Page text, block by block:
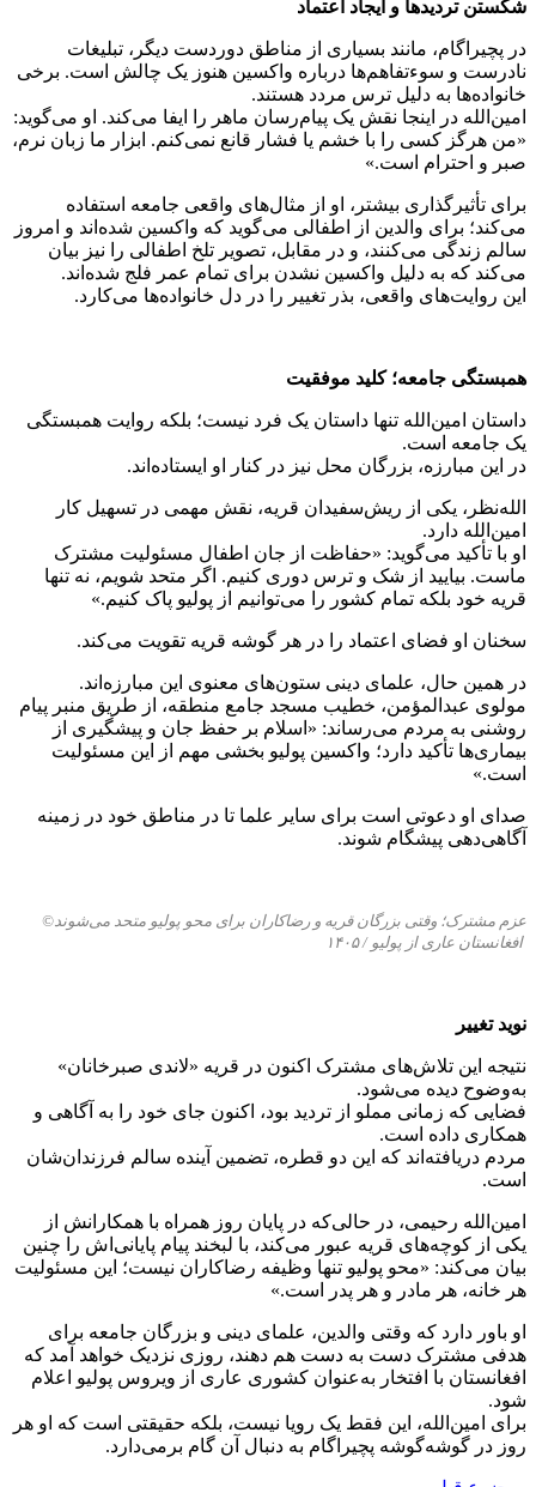
شکستن تردیدها و ایجاد اعتماد
در پچیراگام، مانند بسیاری از مناطق دوردست دیگر، تبلیغات
نادرست و سوءتفاهم‌ها درباره واکسین هنوز یک چالش است. برخی
خانواده‌ها به دلیل ترس مردد هستند.
امین‌الله در اینجا نقش یک پیام‌رسان ماهر را ایفا می‌کند. او می‌گوید:
«من هرگز کسی را با خشم یا فشار قانع نمی‌کنم. ابزار ما زبان نرم،
صبر و احترام است.»
برای تأثیرگذاری بیشتر، او از مثال‌های واقعی جامعه استفاده
می‌کند؛ برای والدین از اطفالی می‌گوید که واکسین شده‌اند و امروز
سالم زندگی می‌کنند، و در مقابل، تصویر تلخ اطفالی را نیز بیان
می‌کند که به دلیل واکسین نشدن برای تمام عمر فلج شده‌اند.
این روایت‌های واقعی، بذر تغییر را در دل خانواده‌ها می‌کارد.
همبستگی جامعه؛ کلید موفقیت
داستان امین‌الله تنها داستان یک فرد نیست؛ بلکه روایت همبستگی
یک جامعه است.
در این مبارزه، بزرگان محل نیز در کنار او ایستاده‌اند.
الله‌نظر، یکی از ریش‌سفیدان قریه، نقش مهمی در تسهیل کار
امین‌الله دارد.
او با تأکید می‌گوید: «حفاظت از جان اطفال مسئولیت مشترک
ماست. بیایید از شک و ترس دوری کنیم. اگر متحد شویم، نه تنها
قریه خود بلکه تمام کشور را می‌توانیم از پولیو پاک کنیم.»
سخنان او فضای اعتماد را در هر گوشه قریه تقویت می‌کند.
در همین حال، علمای دینی ستون‌های معنوی این مبارزه‌اند.
مولوی عبدالمؤمن، خطیب مسجد جامع منطقه، از طریق منبر پیام
روشنی به مردم می‌رساند: «اسلام بر حفظ جان و پیشگیری از
بیماری‌ها تأکید دارد؛ واکسین پولیو بخشی مهم از این مسئولیت
است.»
صدای او دعوتی است برای سایر علما تا در مناطق خود در زمینه
آگاهی‌دهی پیشگام شوند.
عزم مشترک؛ وقتی بزرگان قریه ورضاکاران برای محو پولیو متحد می‌شوند ©
افغانستان عاری از پولیو /۱۴۰۵
نوید تغییر
نتیجه این تلاش‌های مشترک اکنون در قریه «لاندی صبرخانان»
به‌وضوح دیده می‌شود.
فضایی که زمانی مملو از تردید بود، اکنون جای خود را به آگاهی و
همکاری داده است.
مردم دریافته‌اند که این دو قطره، تضمین آینده سالم فرزندان‌شان
است.
امین‌الله رحیمی، در حالی‌که در پایان روز همراه با همکارانش از
یکی از کوچه‌های قریه عبور می‌کند، با لبخند پیام پایانی‌اش را چنین
بیان می‌کند: «محو پولیو تنها وظیفه رضاکاران نیست؛ این مسئولیت
هر خانه، هر مادر و هر پدر است.»
او باور دارد که وقتی والدین، علمای دینی و بزرگان جامعه برای
هدفی مشترک دست به دست هم دهند، روزی نزدیک خواهد آمد که
افغانستان با افتخار به‌عنوان کشوری عاری از ویروس پولیو اعلام
شود.
برای امین‌الله، این فقط یک رویا نیست، بلکه حقیقتی است که او هر
روز در گوشه‌گوشه پچیراگام به دنبال آن گام برمی‌دارد.